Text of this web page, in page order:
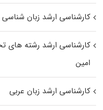
کارشناسی ارشد زبان شناسی
کارشناسی ارشد رﺷﺘﻪ ﻫﺎی
اﻣﻴﻦ
کارشناسی ارشد زبان عربی